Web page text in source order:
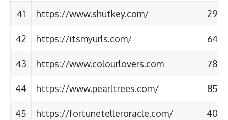
41 https://www.shutkey.com/ 29
42 https://itsmyurls.com/ 64
43 https://www.colourlovers.com 78
44 https://www.pearltrees.com/ 85
45 https://fortunetelleroracle.com/ 40